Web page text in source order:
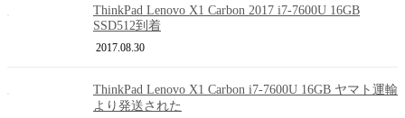
ThinkPad Lenovo X1 Carbon 2017 i7-7600U 16GB
SSD512到着
2017.08.30
ThinkPad Lenovo X1 Carbon i7-7600U 16GB ヤマト運輸
より発送された